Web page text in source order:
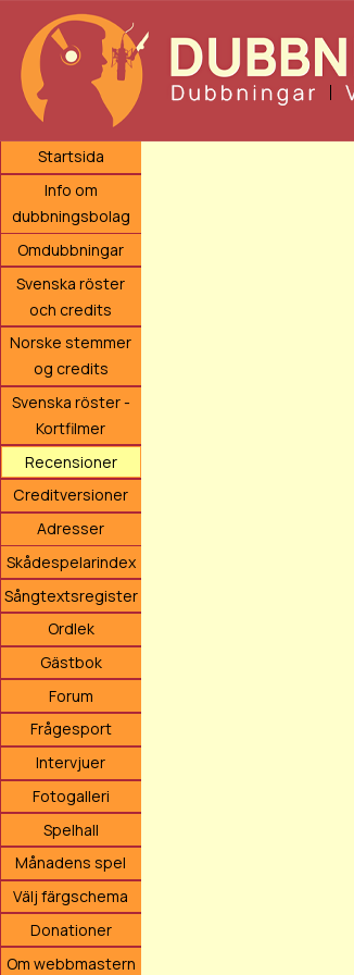
Startsida
Info om
dubbningsbolag
Omdubbningar
Svenska röster
och credits
Norske stemmer
og credits
Svenska röster -
Kortfilmer
Recensioner
Creditversioner
Adresser
Skådespelarindex
Sångtextsregister
Ordlek
Gästbok
Forum
Frågesport
Intervjuer
Fotogalleri
Spelhall
Månadens spel
Välj färgschema
Donationer
Om webbmastern